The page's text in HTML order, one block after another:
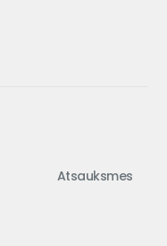
Atsauksmes